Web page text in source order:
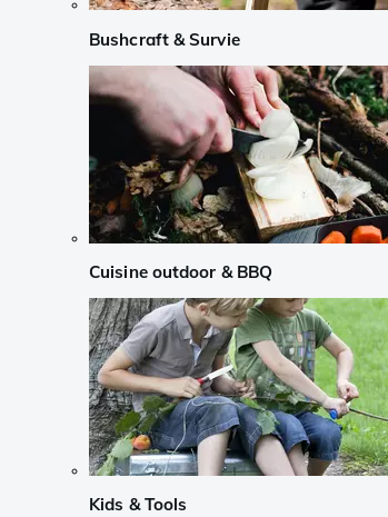
Bushcraft & Survie
Cuisine outdoor & BBQ
Kids & Tools